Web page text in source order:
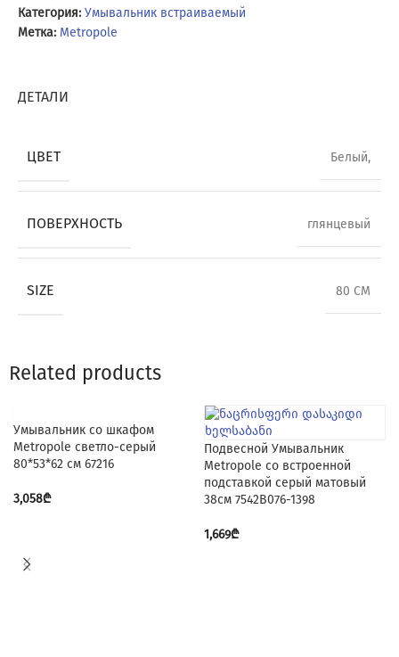
Категория: Умывальник встраиваемый
Метка: Metropole
ДЕТАЛИ
ЦВЕТ Белый,
ПОВЕРХНОСТЬ глянцевый
SIZE 80 CM
Related products
Умывальник со шкафом
Metropole светло-серый
80*53*62 см 67216
3,058₾
Подвесной Умывальник
Metropole со встроенной
подставкой серый матовый
38см 7542B076-1398
1,669₾